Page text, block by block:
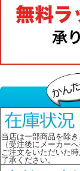
当店は一部商品を除き
（受注後にメーカー
ご注文をいただいた
了承ください。